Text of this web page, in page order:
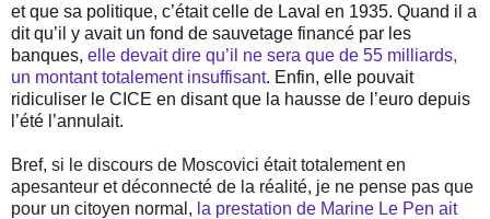
et que sa politique, c’était celle de Laval en 1935. Quand il a
dit qu’il y avait un fond de sauvetage financé par les
banques, elle devait dire qu’il ne sera que de 55 milliards,
un montant totalement insuffisant. Enfin, elle pouvait
ridiculiser le CICE en disant que la hausse de l’euro depuis
l’été l’annulait.
Bref, si le discours de Moscovici était totalement en
apesanteur et déconnecté de la réalité, je ne pense pas que
pour un citoyen normal, la prestation de Marine Le Pen ait